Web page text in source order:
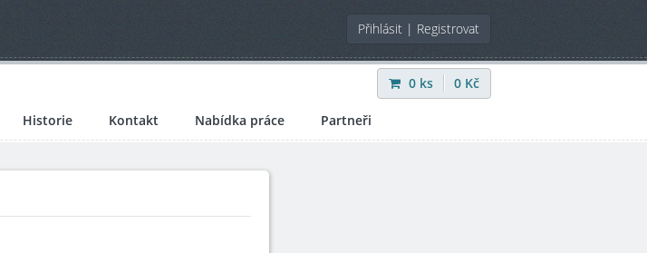
Přihlásit | Registrovat
0 ks 0 Kč
Historie Kontakt Nabídka práce Partneři